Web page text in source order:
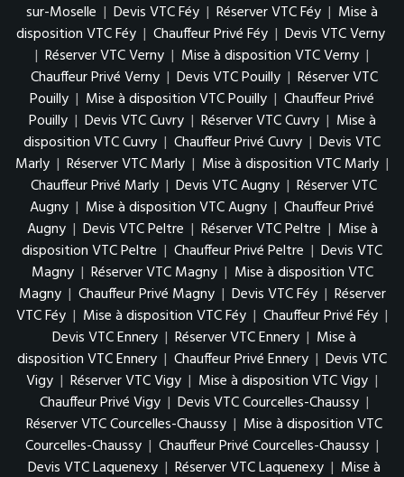
sur-Moselle | Devis VTC Féy | Réserver VTC Féy | Mise à
disposition VTC Féy | Chauffeur Privé Féy | Devis VTC Verny
| Réserver VTC Verny | Mise à disposition VTC Verny |
Chauffeur Privé Verny | Devis VTC Pouilly | Réserver VTC
Pouilly | Mise à disposition VTC Pouilly | Chauffeur Privé
Pouilly | Devis VTC Cuvry | Réserver VTC Cuvry | Mise à
disposition VTC Cuvry | Chauffeur Privé Cuvry | Devis VTC
Marly | Réserver VTC Marly | Mise à disposition VTC Marly |
Chauffeur Privé Marly | Devis VTC Augny | Réserver VTC
Augny | Mise à disposition VTC Augny | Chauffeur Privé
Augny | Devis VTC Peltre | Réserver VTC Peltre | Mise à
disposition VTC Peltre | Chauffeur Privé Peltre | Devis VTC
Magny | Réserver VTC Magny | Mise à disposition VTC
Magny | Chauffeur Privé Magny | Devis VTC Féy | Réserver
VTC Féy | Mise à disposition VTC Féy | Chauffeur Privé Féy |
Devis VTC Ennery | Réserver VTC Ennery | Mise à
disposition VTC Ennery | Chauffeur Privé Ennery | Devis VTC
Vigy | Réserver VTC Vigy | Mise à disposition VTC Vigy |
Chauffeur Privé Vigy | Devis VTC Courcelles-Chaussy |
Réserver VTC Courcelles-Chaussy | Mise à disposition VTC
Courcelles-Chaussy | Chauffeur Privé Courcelles-Chaussy |
Devis VTC Laquenexy | Réserver VTC Laquenexy | Mise à